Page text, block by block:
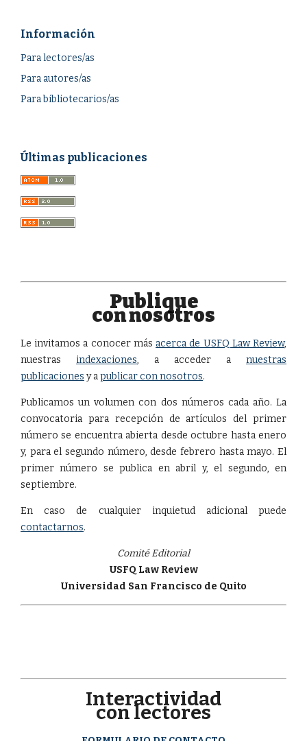
Información
Para lectores/as
Para autores/as
Para bibliotecarios/as
Últimas publicaciones
Publique
con nosotros
Le invitamos a conocer másacerca de USFQ Law Review,
nuestras indexaciones, a acceder a nuestras
publicaciones y apublicar con nosotros.
Publicamos un volumen con dos números cada año. La
convocatoria para recepción de artículos del primer
número se encuentra abierta desde octubre hasta enero
y, para el segundo número, desde febrero hasta mayo. El
primer número se publica en abril y, el segundo, en
septiembre.
En caso de cualquier inquietud adicional puede
contactarnos.
Comité Editorial
USFQ Law Review
Universidad San Francisco de Quito
Interactividad
con lectores